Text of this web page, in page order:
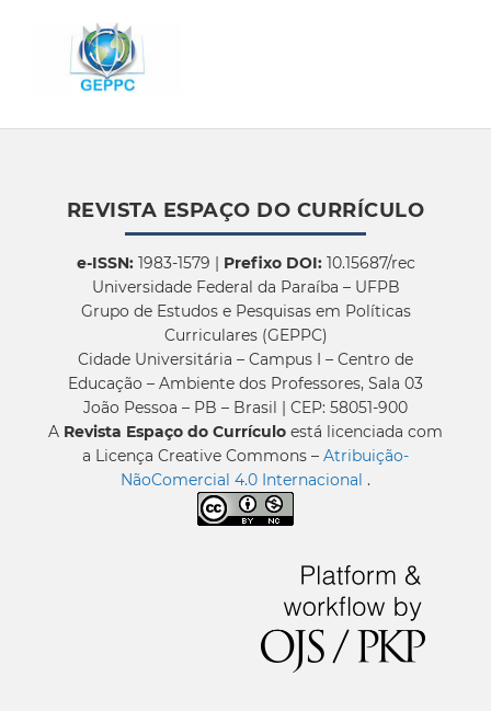
REVISTA ESPAÇO DO CURRÍCULO
e-ISSN:1983-1579 | Prefixo DOI:10.15687/rec
Universidade Federal da Paraíba – UFPB
Grupo de Estudos e Pesquisas em Políticas
Curriculares (GEPPC)
Cidade Universitária – Campus I – Centro de
Educação – Ambiente dos Professores, Sala 03
João Pessoa – PB – Brasil | CEP: 58051-900
A Revista Espaço do Currículo está licenciada com
a Licença Creative Commons – Atribuição-
NãoComercial 4.0 Internacional .